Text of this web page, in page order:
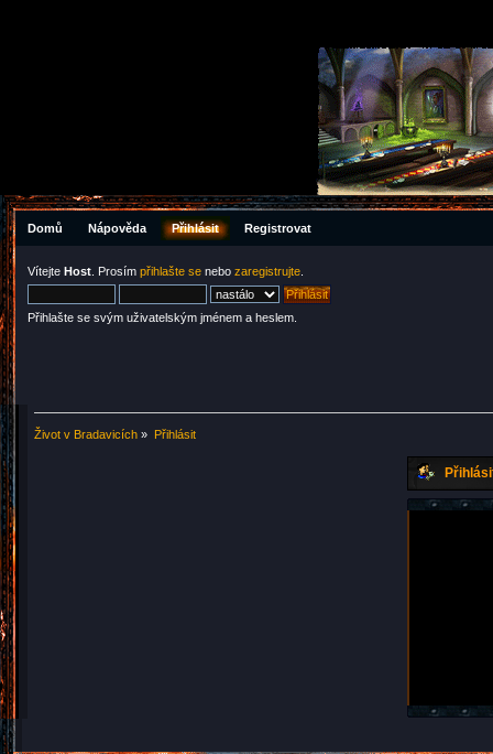
Domů Nápověda Přihlásit Registrovat
Vítejte Host . Prosím přihlašte se nebo zaregistrujte
Přihlašte se svým uživatelským jménem a heslem.
Život v Bradavicích » Přihlásit